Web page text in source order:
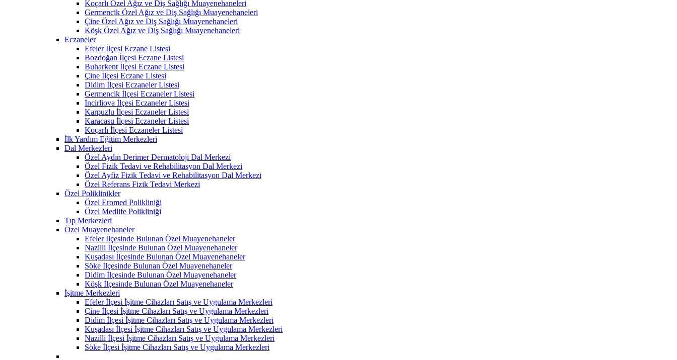
Koçarlı Özel Ağız ve Diş Sağlığı Muayenehaneleri
Germencik Özel Ağız ve Diş Sağlığı Muayenehaneleri
Çine Özel Ağız ve Diş Sağlığı Muayenehaneleri
Köşk Özel Ağız ve Diş Sağlığı Muayenehaneleri
Eczaneler
Efeler İlçesi Eczane Listesi
Bozdoğan İlçesi Eczane Listesi
Buharkent İlçesi Eczane Listesi
Çine İlçesi Eczane Listesi
Didim İlçesi Eczaneler Listesi
Germencik İlçesi Eczaneler Listesi
İncirliova İlçesi Eczaneler Listesi
Karpuzlu İlçesi Eczaneler Listesi
Karacasu İlçesi Eczaneler Listesi
Koçarlı İlçesi Eczaneler Listesi
İlk Yardım Eğitim Merkezleri
Dal Merkezleri
Özel Aydın Derimer Dermatoloji Dal Merkezi
Özel Fizik Tedavi ve Rehabilitasyon Dal Merkezi
Özel Ayfiz Fizik Tedavi ve Rehabilitasyon Dal Merkezi
Özel Referans Fizik Tedavi Merkezi
Özel Poliklinikler
Özel Eromed Polikliniği
Özel Medlife Polikliniği
Tıp Merkezleri
Özel Muayenehaneler
Efeler İlçesinde Bulunan Özel Muayenehaneler
Nazilli İlçesinde Bulunan Özel Muayenehaneler
Kuşadası İlçesinde Bulunan Özel Muayenehaneler
Söke İlçesinde Bulunan Özel Muayenehaneler
Didim İlçesinde Bulunan Özel Muayenehaneler
Köşk İlçesinde Bulunan Özel Muayenehaneler
İşitme Merkezleri
Efeler İlçesi İşitme Cihazları Satış ve Uygulama Merkezleri
Çine İlçesi İşitme Cihazları Satış ve Uygulama Merkezleri
Didim İlçesi İşitme Cihazları Satış ve Uygulama Merkezleri
Kuşadası İlçesi İşitme Cihazları Satış ve Uygulama Merkezleri
Nazilli İlçesi İşitme Cihazları Satış ve Uygulama Merkezleri
Söke İlçesi İşitme Cihazları Satış ve Uygulama Merkezleri